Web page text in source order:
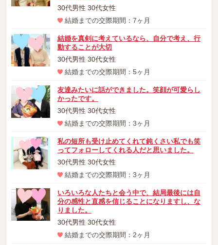
30代男性 30代女性
結婚までの交際期間：7ヶ月
結婚を真剣に考えているなら、自分で考え、行
動することが大切
30代男性 30代女性
結婚までの交際期間：5ヶ月
友達みたいに話ができました。笑顔が可愛らし
かったです。
30代男性 30代女性
結婚までの交際期間：3ヶ月
私の短所も受け止めてくれて鈍くさい私でも笑
ってフォローしてくれる人だと思いました。
30代男性 30代女性
結婚までの交際期間：3ヶ月
いろいろな人たちと会う中で、結局最後には自
分の感性と直感を信じることになりますし、な
りました。
30代男性 30代女性
結婚までの交際期間：2ヶ月